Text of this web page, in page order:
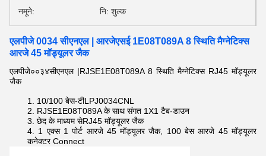
नमूने: नि: शुल्क
एलपीजे 0034 सीएनएल | आरजेएसई 1E08T089A 8 स्थिति मैग्नेटिक्स
आरजे 45 मॉड्यूलर जैक
एलपीजे००३४सीएनएल |RJSE1E08T089A 8 स्थिति मैग्नेटिक्स RJ45 मॉड्यूलर
जैक
10/100 बेस-टीLPJ0034CNL
RJSE1E08T089A के साथ संगत 1X1 टैब-डाउन
छेद के माध्यम सेRJ45 मॉड्यूलर जैक
1 एक्स 1 पोर्ट आरजे 45 मॉड्यूलर जैक, 100 बेस आरजे 45 मॉड्यूलर
कनेक्टर Connect